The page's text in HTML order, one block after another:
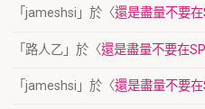
「jameshsi 」於〈還是盡量不要
「 路人乙 」於〈還是盡量不要在
「jameshsi 」於〈還是盡量不要